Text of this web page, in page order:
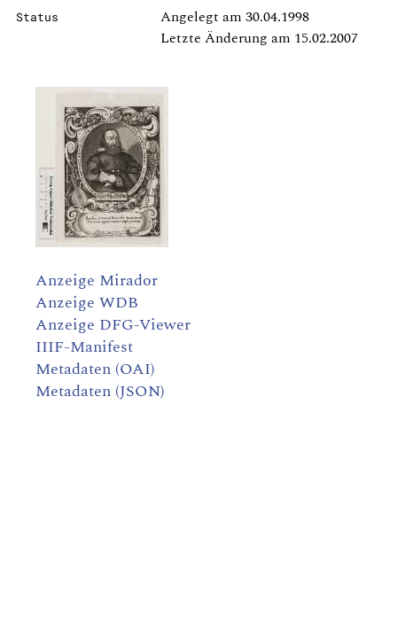
Status
Angelegt am 30.04.1998
Letzte Änderung am 15.02.2007
Anzeige Mirador
Anzeige WDB
Anzeige DFG-Viewer
IIIF-Manifest
Metadaten (OAI)
Metadaten (JSON)